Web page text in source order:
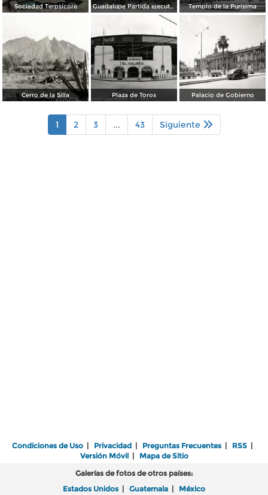
Sociedad Terpsícore Guadalupe Partida ejecutando una charrería con lazo Templo de la Purísima
Cerro de la Silla Plaza de Toros Palacio de Gobierno
1 2 3 ... 43 Siguiente
Condiciones de Uso | Privacidad | Preguntas Frecuentes | RSS |
Versión Móvil| Mapa de Sitio
Galerías de fotos de otros países:
Estados Unidos | Guatemala | México